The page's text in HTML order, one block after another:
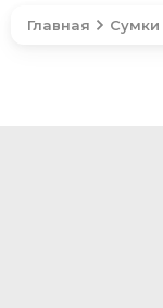
Главная Сумки